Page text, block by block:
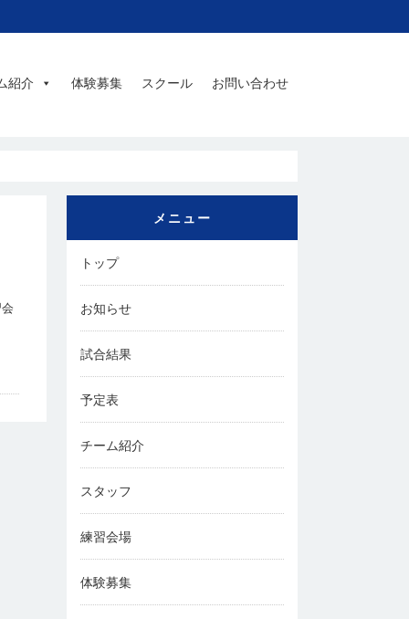
紹介 体験募集 スクール お問い合わせ
メニュー
トップ
お知らせ
試合結果
予定表
チーム紹介
スタッフ
練習会場
体験募集